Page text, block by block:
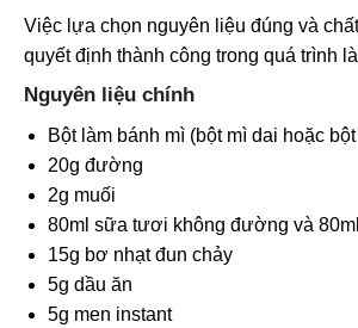
Việc lựa chọn nguyên liệu đúng và
quyết định thành công trong quá trình
Nguyên liệu chính
Bột làm bánh mì (bột mì dai hoặc
20g đường
2g muối
80ml sữa tươi không đường và
15g bơ nhạt đun chảy
5g dầu ăn
5g men instant